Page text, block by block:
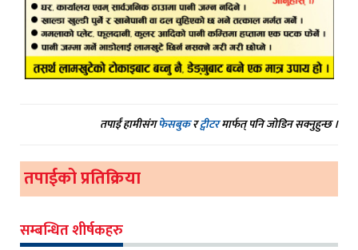
तपाईं हामीसंगफेसबुकरट्वीटरमार्फत् पनि जोडिन सक्नुहुन्छ ।
तपाईको प्रतिक्रिया
सम्बन्धित शीर्षकहरु